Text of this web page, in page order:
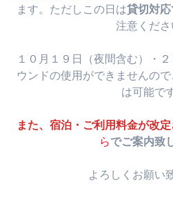
ます。ただしこの日は貸切対
注意くださ
１０月１９日（夜間含む）・
ウンドの使用ができませんの
は可能で
また、宿泊・ご利用料金が改定
らでご案内致
よろしくお願い